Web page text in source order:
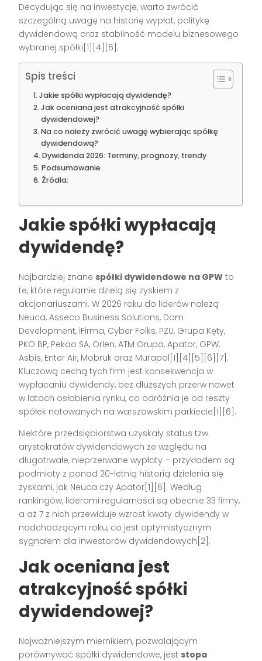
Decydując się na inwestycje, warto zwrócić
szczególną uwagę na historię wypłat, politykę
dywidendową oraz stabilność modelu biznesowego
wybranej spółki[1][4][6].
Spis treści
Jakie spółki wypłacają dywidendę?
Jak oceniana jest atrakcyjność spółki
dywidendowej?
Na co należy zwrócić uwagę wybierając spółkę
dywidendową?
Dywidenda 2026: Terminy, prognozy, trendy
Podsumowanie
Źródła:
Jakie spółki wypłacają
dywidendę?
Najbardziej znane spółki dywidendowe na GPW to
te, które regularnie dzielą się zyskiem z
akcjonariuszami. W 2026 roku do liderów należą
Neuca, Asseco Business Solutions, Dom
Development, iFirma, Cyber Folks, PZU, Grupa Kęty,
PKO BP, Pekao SA, Orlen, ATM Grupa, Apator, GPW,
Asbis, Enter Air, Mobruk oraz Murapol[1][4][5][6][7].
Kluczową cechą tych firm jest konsekwencja w
wypłacaniu dywidendy, bez dłuższych przerw nawet
w latach osłabienia rynku, co odróżnia je od reszty
spółek notowanych na warszawskim parkiecie[1][6].
Niektóre przedsiębiorstwa uzyskały status tzw.
arystokratów dywidendowych ze względu na
długotrwałe, nieprzerwane wypłaty – przykładem są
podmioty z ponad 20-letnią historią dzielenia się
zyskami, jak Neuca czy Apator[1][6]. Według
rankingów, liderami regularności są obecnie 33 firmy,
a aż 7 z nich przewiduje wzrost kwoty dywidendy w
nadchodzącym roku, co jest optymistycznym
sygnałem dla inwestorów dywidendowych[2].
Jak oceniana jest
atrakcyjność spółki
dywidendowej?
Najważniejszym miernikiem, pozwalającym
porównywać spółki dywidendowe, jest stopa